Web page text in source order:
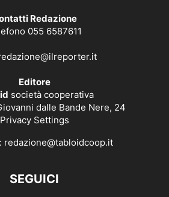
Redazione
055 6587611
Editore
società cooperativa
dalle Bande Nere, 24
Privacy Settings
redazione@tabloidcoop.it
SEGUICI